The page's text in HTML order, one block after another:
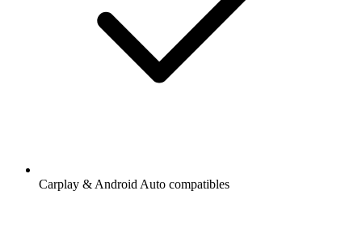
Carplay & Android Auto compatibles